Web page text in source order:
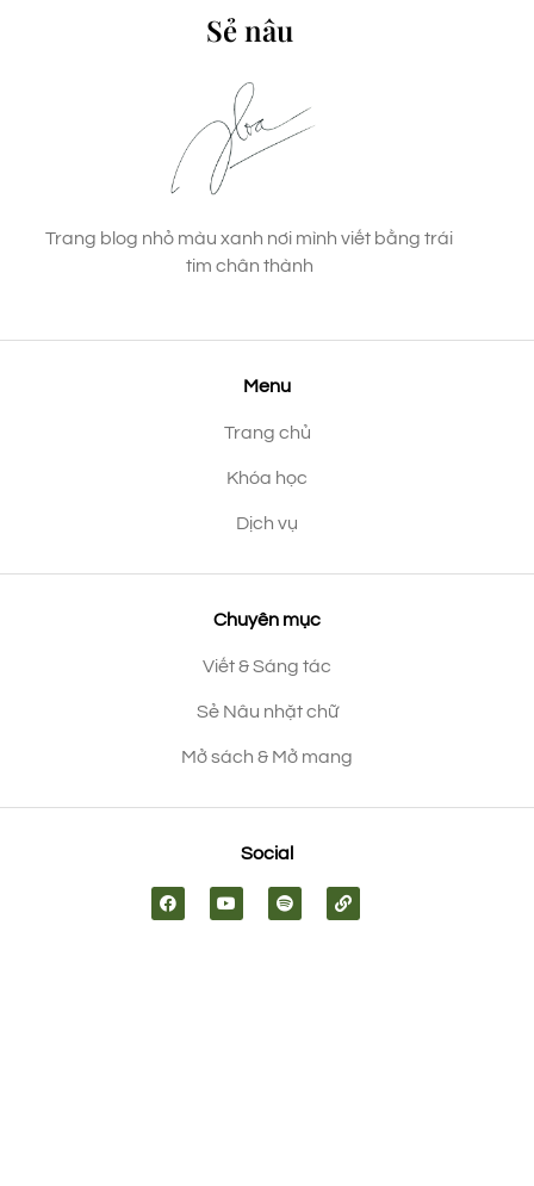
Sẻ nâu
Trang blog nhỏ màu xanh nơi mình viết bằng trái
tim chân thành
Menu
Trang chủ
Khóa học
Dịch vụ
Chuyên mục
Viết & Sáng tác
Sẻ Nâu nhặt chữ
Mở sách & Mở mang
Social